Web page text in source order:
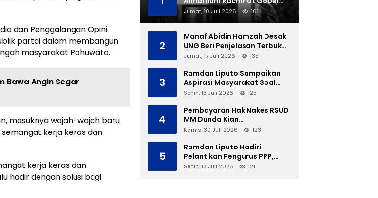
dan Penggalangan Opini
partai dalam membangun
masyarakat Pohuwato.
Bawa Angin Segar
masuknya wajah-wajah baru
kerja keras dan
kerja keras dan
hadir dengan solusi bagi
Dimakamkan di TMP Kalibata
Jumat, 10 Juli 2026 161
2
Manaf Abidin Hamzah Desak
UNG Beri Penjelasan Terbuka
Soal Polemik Ujian Skripsi
Jumat, 17 Juli 2026 135
3
Ramdan Liputo Sampaikan
Aspirasi Masyarakat Soal
LGBT di Hadapan Gubernur
Senin, 13 Juli 2026 125
4
Pembayaran Hak Nakes RSUD
MM Dunda Kian
Menggantung, Perbup Belum
Definitif
Kamis, 30 Juli 2026 123
5
Ramdan Liputo Hadiri
Pelantikan Pengurus PPP,
Tegaskan Silaturahmi
Senin, 13 Juli 2026 121